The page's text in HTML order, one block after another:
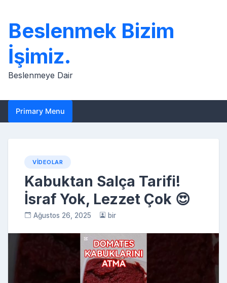
content
Beslenmek Bizim
İşimiz.
Beslenmeye Dair
Primary Menu
VIDEOLAR
Kabuktan Salça Tarifi!
İsraf Yok, Lezzet Çok 😍
Ağustos 26, 2025 bir